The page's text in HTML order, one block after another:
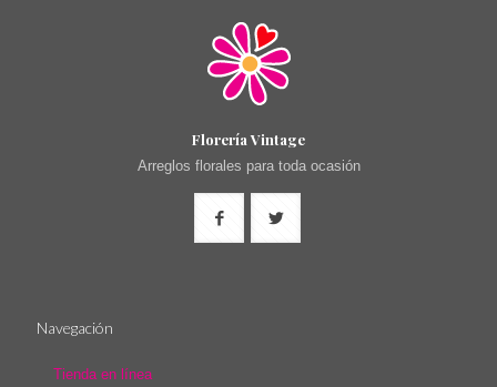
Florería Vintage
Arreglos florales para toda ocasión
Navegación
Tienda en línea